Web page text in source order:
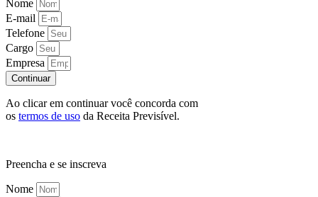
Nome
E-mail
Telefone
Cargo
Empresa
Continuar
Ao clicar em continuar você concorda com
os termos de uso da Receita Previsível.
Preencha e se inscreva
Nome